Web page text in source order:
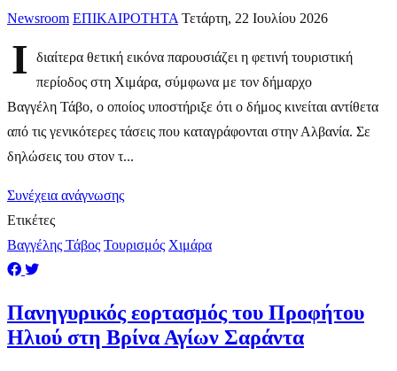
Newsroom ΕΠΙΚΑΙΡΟΤΗΤΑ Τετάρτη, 22 Ιουλίου 2026
Ι
διαίτερα θετική εικόνα παρουσιάζει η φετινή τουριστική
περίοδος στη Χιμάρα, σύμφωνα με τον δήμαρχο
Βαγγέλη Τάβο, ο οποίος υποστήριξε ότι ο δήμος κινείται αντίθετα
από τις γενικότερες τάσεις που καταγράφονται στην Αλβανία. Σε
δηλώσεις του στον τ...
Συνέχεια ανάγνωσης
Ετικέτες
Βαγγέλης Τάβος Τουρισμός Χιμάρα
Πανηγυρικός εορτασμός του Προφήτου
Ηλιού στη Βρίνα Αγίων Σαράντα